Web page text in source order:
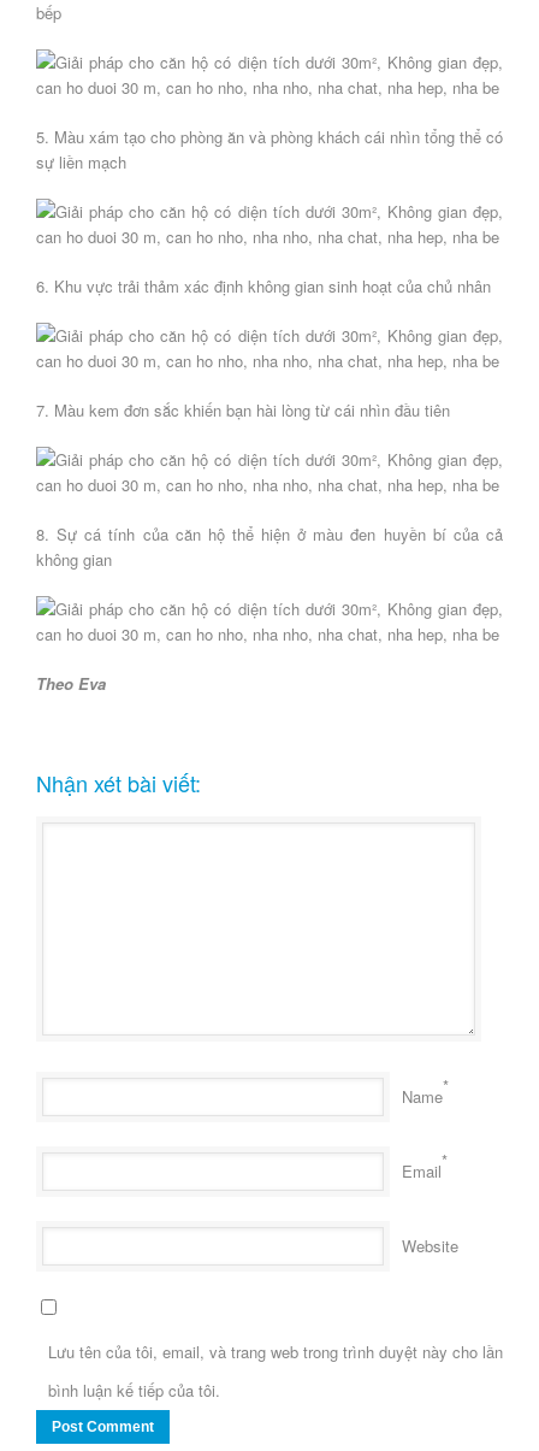
bếp
5. Màu xám tạo cho phòng ăn và phòng khách cái nhìn tổng thể có
sự liền mạch
6. Khu vực trải thảm xác định không gian sinh hoạt của chủ nhân
7. Màu kem đơn sắc khiến bạn hài lòng từ cái nhìn đầu tiên
8. Sự cá tính của căn hộ thể hiện ở màu đen huyền bí của cả
không gian
Theo Eva
Nhận xét bài viết:
Name*
Email*
Website
Lưu tên của tôi, email, và trang web trong trình duyệt này cho lần
bình luận kế tiếp của tôi.